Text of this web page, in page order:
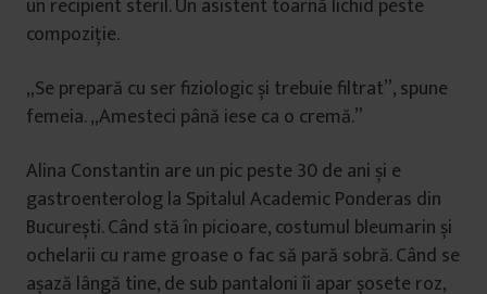
un recipient steril. Un asistent toarnă lichid peste
compoziție.
„Se prepară cu ser fiziologic și trebuie filtrat”, spune
femeia. „Amesteci până iese ca o cremă.”
Alina Constantin are un pic peste 30 de ani și e
gastroenterolog la Spitalul Academic Ponderas din
București. Când stă în picioare, costumul bleumarin și
ochelarii cu rame groase o fac să pară sobră. Când se
așază lângă tine, de sub pantaloni îi apar șosete roz,